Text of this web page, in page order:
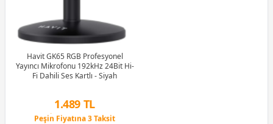
Havit GK65 RGB Profesyonel
Yayıncı Mikrofonu 192kHz 24Bit Hi-
Fi Dahili Ses Kartlı - Siyah
1.489 TL
Peşin Fiyatına 3 Taksit